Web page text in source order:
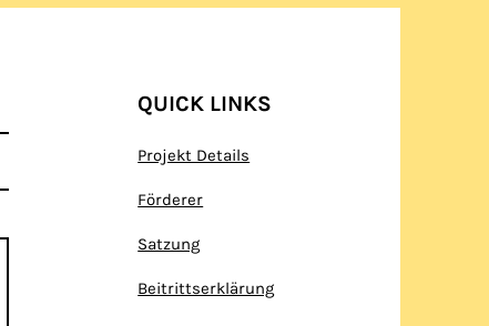
QUICK LINKS
Projekt Details
Förderer
Satzung
Beitrittserklärung